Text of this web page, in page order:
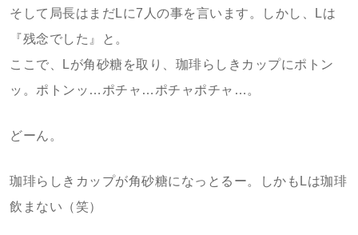
そして局長はまだLに7人の事を言います。しかし、Lは
『残念でした』と。
ここで、Lが角砂糖を取り、珈琲らしきカップにポトン
ッ。ポトンッ…ポチャ…ポチャポチャ…。
どーん。
珈琲らしきカップが角砂糖になっとるー。しかもLは珈琲
飲まない（笑）